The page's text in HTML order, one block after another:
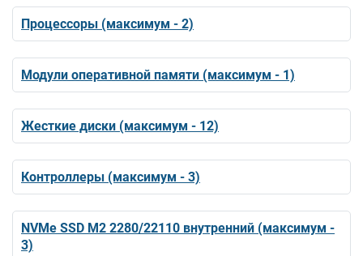
Процессоры (максимум - 2)
Модули оперативной памяти (максимум - 1)
Жесткие диски (максимум - 12)
Контроллеры (максимум - 3)
NVMe SSD M2 2280/22110 внутренний (максимум -
3)